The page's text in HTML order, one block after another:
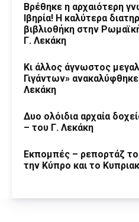
Βρέθηκε η αρχαιότερη
Ιβηρία! Η καλύτερα
βιβλιοθήκη στην
Γ. Λεκάκη
Κι άλλος άγνωστος
Γιγάντων»
Λεκάκη
Δυο ολόιδια αρχαία
– του Γ. Λεκάκη
Εκπομπές – ρεπορτάζ
την Κύπρο και το